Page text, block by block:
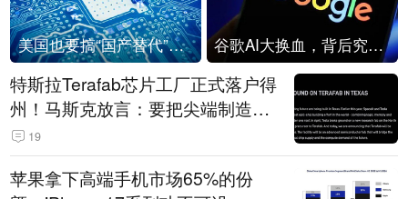
美国也要搞“国产替代”？先算清三笔账 谷歌AI大换血，背后究竟发生了什么？
特斯拉Terafab芯片工厂正式落户得
州！马斯克放言：要把尖端制造带
回美国
19
苹果拿下高端手机市场65%的份